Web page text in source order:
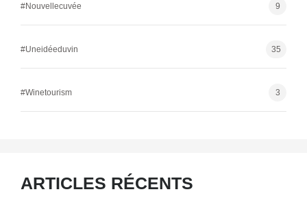
#Nouvellecuvée 9
#Uneidéeduvin 35
#Winetourism 3
ARTICLES RÉCENTS